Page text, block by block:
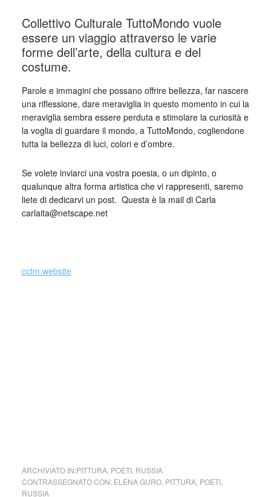
Collettivo Culturale TuttoMondo vuole
essere un viaggio attraverso le varie
forme dell’arte, della cultura e del
costume.
Parole e immagini che possano offrire bellezza, far nascere
una riflessione, dare meraviglia in questo momento in cui la
meraviglia sembra essere perduta e stimolare la curiosità e
la voglia di guardare il mondo, a TuttoMondo, cogliendone
tutta la bellezza di luci, colori e d’ombre.
Se volete inviarci una vostra poesia, o un dipinto, o
qualunque altra forma artistica che vi rappresenti, saremo
liete di dedicarvi un post. Questa è la mail di Carla
carlaita@netscape.net
cctm.website
ARCHIVIATO IN:PITTURA, POETI, RUSSIA
CONTRASSEGNATO CON: ELENA GURO, PITTURA, POETI,
RUSSIA